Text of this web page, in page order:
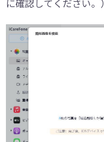
に確認してください。）